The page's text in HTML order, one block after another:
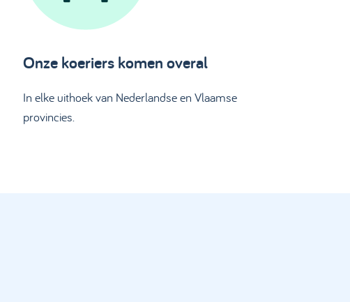
Onze koeriers komen overal
In elke uithoek van Nederlandse en Vlaamse
provincies.